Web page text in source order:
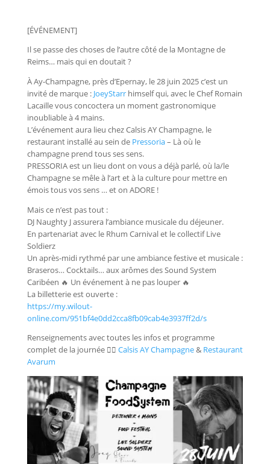
[ÉVÉNEMENT]
Il se passe des choses de l’autre côté de la Montagne de
Reims… mais qui en doutait ?
À Ay-Champagne, près d’Epernay, le 28 juin 2025 c’est un
invité de marque : JoeyStarrhimself qui, avec le Chef Romain
Lacaille vous concoctera un moment gastronomique
inoubliable à 4 mains.
L’événement aura lieu chezCalsis AY Champagne, le
restaurant installé au sein de Pressoria– Là où le
champagne prend tous ses sens.
PRESSORIA est un lieu dont on vous a déjà parlé, où la/le
Champagne se mêle à l’art et à la culture pour mettre en
émois tous vos sens … et on ADORE !
Mais ce n’est pas tout :
DJ Naughty J assurera l’ambiance musicale du déjeuner.
En partenariat avec le Rhum Carnival et le collectif Live
Soldierz
Un après-midi rythmé par une ambiance festive et musicale :
Braseros… Cocktails… aux arômes des Sound System
Caribéen 🔥 Un événement à ne pas louper 🔥
La billetterie est ouverte :
https://my.wilout-
online.com/951bf4e0dd2cca8fb09cab4e3937ff2d/s
Renseignements avec toutes les infos et programme
complet de la journée 👉🏼 Calsis AY Champagne& Restaurant
Avarum